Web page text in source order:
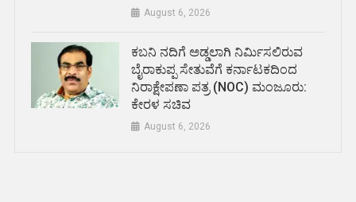
August 6, 2026
ಕಬನಿ ನದಿಗೆ ಅಡ್ಡಲಾಗಿ ನಿರ್ಮಿಸಲಿರುವ
ಬೈರಾಕುಪ್ಪ ಸೇತುವೆಗೆ ಕರ್ನಾಟಕದಿಂದ
ನಿರಾಕ್ಷೇಪಣಾ ಪತ್ರ (NOC) ಮಂಜೂರು:
ಕೇರಳ ಸಚಿವ
August 6, 2026